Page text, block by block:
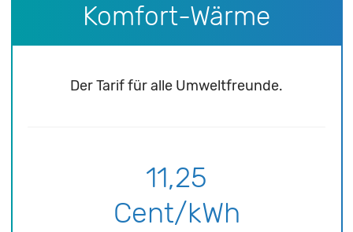
Komfort-Wärme
Der Tarif für alle Umweltfreunde.
11,25
Cent/kWh